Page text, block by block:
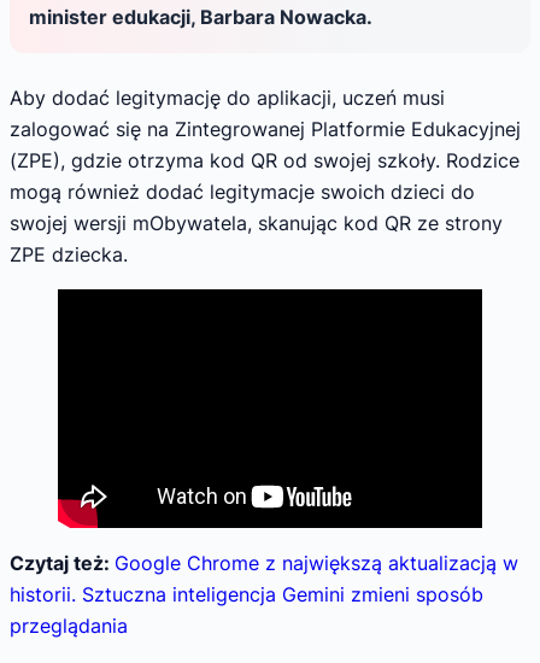
minister edukacji, Barbara Nowacka.
Aby dodać legitymację do aplikacji, uczeń musi
zalogować się na Zintegrowanej Platformie Edukacyjnej
(ZPE), gdzie otrzyma kod QR od swojej szkoły. Rodzice
mogą również dodać legitymacje swoich dzieci do
swojej wersji mObywatela, skanując kod QR ze strony
ZPE dziecka.
Czytaj też: Google Chrome z największą aktualizacją w
historii. Sztuczna inteligencja Gemini zmieni sposób
przeglądania